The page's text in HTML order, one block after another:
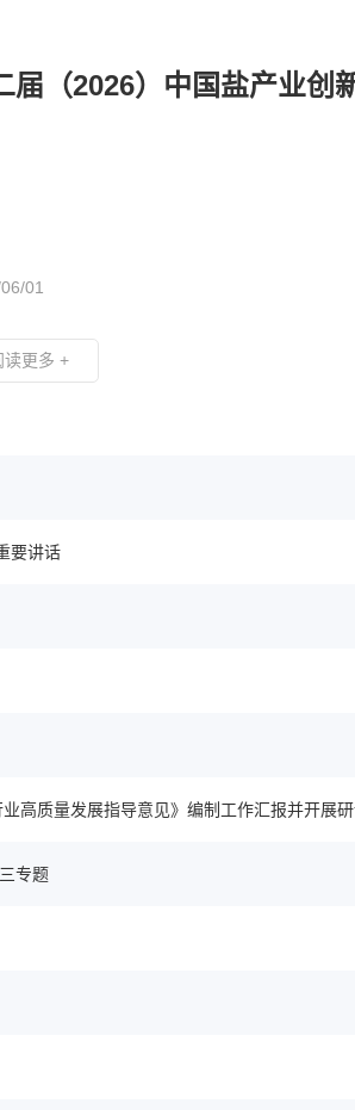
届（2026）中国盐产业创
01
读更多 +
要讲话
高质量发展指导意见》编制工作汇报并开展
专题